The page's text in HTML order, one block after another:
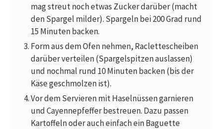
mag streut noch etwas Zucker darüber (macht
den Spargel milder). Spargeln bei 200 Grad rund
15 Minuten backen.
Form aus dem Ofen nehmen, Raclettescheiben
darüber verteilen (Spargelspitzen auslassen)
und nochmal rund 10 Minuten backen (bis der
Käse geschmolzen ist).
Vor dem Servieren mit Haselnüssen garnieren
und Cayennepfeffer bestreuen. Dazu passen
Kartoffeln oder auch einfach ein Baguette